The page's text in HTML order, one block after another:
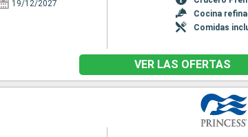
19/12/2027
Cocina
Comidas
VER LAS OFERTAS